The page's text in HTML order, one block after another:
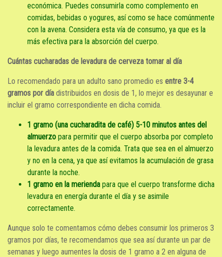
económica. Puedes consumirla como complemento en
comidas, bebidas o yogures, así como se hace comúnmente
con la avena. Considera esta vía de consumo, ya que es la
más efectiva para la absorción del cuerpo.
Cuántas cucharadas de levadura de cerveza tomar al día
Lo recomendado para un adulto sano promedio es entre 3-4
gramos por día distribuidos en dosis de 1, lo mejor es desayunar e
incluir el gramo correspondiente en dicha comida.
1 gramo (una cucharadita de café) 5-10 minutos antes del
almuerzo para permitir que el cuerpo absorba por completo
la levadura antes de la comida. Trata que sea en el almuerzo
y no en la cena, ya que así evitamos la acumulación de grasa
durante la noche.
1 gramo en la merienda para que el cuerpo transforme dicha
levadura en energía durante el día y se asimile
correctamente.
Aunque solo te comentamos cómo debes consumir los primeros 3
gramos por días, te recomendamos que sea así durante un par de
semanas y luego aumentes la dosis de 1 gramo a 2 en alguna de